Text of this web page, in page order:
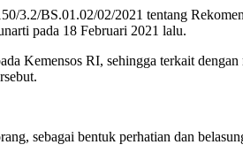
3.2/BS.01.02/02/2021 tentang
pada 18 Februari 2021 lalu.
Kemensos RI, sehingga terkait
sebagai bentuk perhatian dan